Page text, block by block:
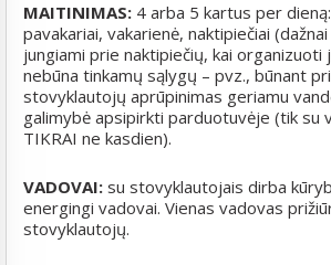
MAITINIMAS: 4 arba 5 kartus per
pavakariai, vakarienė, naktipiečiai
jungiami prie naktipiečių, kai organizuoti
nebūna tinkamų sąlygų – pvz., būnant
stovyklautojų aprūpinimas geriamu
galimybė apsipirkti parduotuvėje (tik su
TIKRAI ne kasdien).
VADOVAI: su stovyklautojais dirba
energingi vadovai. Vienas vadovas
stovyklautojų.